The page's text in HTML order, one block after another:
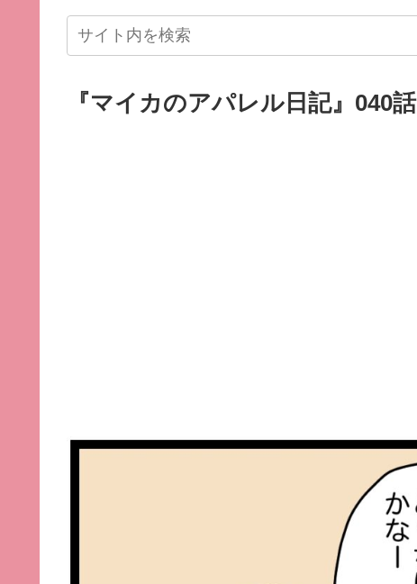
『マイカのアパレル日記』040話